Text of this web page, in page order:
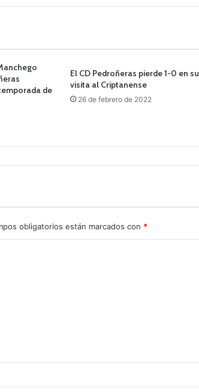
de
El CD Pedroñeras pierde 1-0 en su
visita al Criptanense
26 de febrero de 2022
obligatorios están marcados con *